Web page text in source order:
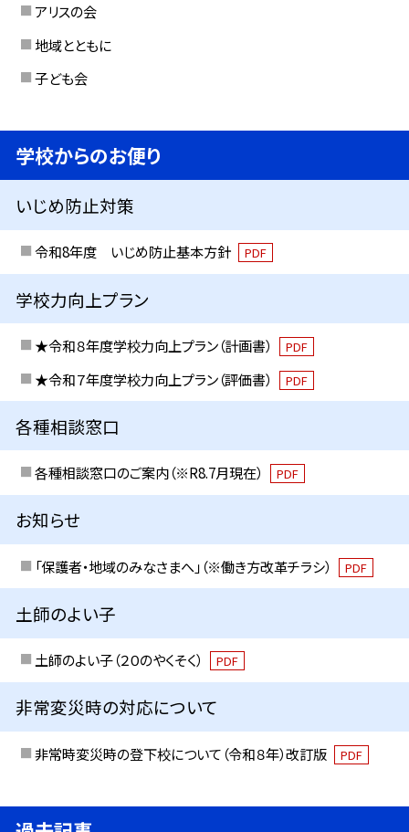
アリスの会
地域とともに
子ども会
学校からのお便り
いじめ防止対策
令和8年度 いじめ防止基本方針 PDF
学校力向上プラン
★令和８年度学校力向上プラン（計画書） PDF
★令和７年度学校力向上プラン（評価書） PDF
各種相談窓口
各種相談窓口のご案内（※R8.7月現在） PDF
お知らせ
「保護者・地域のみなさまへ」（※働き方改革チラシ） PDF
土師のよい子
土師のよい子（２０のやくそく） PDF
非常変災時の対応について
非常時変災時の登下校について（令和８年）改訂版 PDF